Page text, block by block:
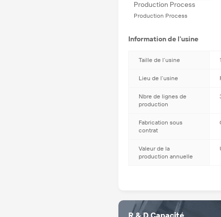
Production Process
Production Process
Information de l'usine
Taille de l’usine
Lieu de l’usine
Nbre de lignes de
production
Fabrication sous
contrat
Valeur de la
production annuelle